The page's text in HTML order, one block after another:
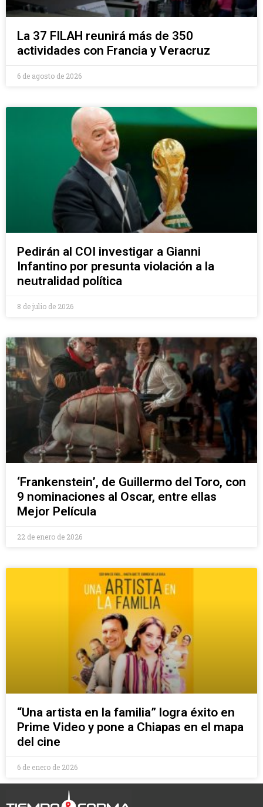
La 37 FILAH reunirá más de 350
actividades con Francia y Veracruz
6 de agosto de 2026
Pedirán al COI investigar a Gianni
Infantino por presunta violación a la
neutralidad política
8 de julio de 2026
‘Frankenstein’, de Guillermo del Toro, con
9 nominaciones al Oscar, entre ellas
Mejor Película
22 de enero de 2026
“Una artista en la familia” logra éxito en
Prime Video y pone a Chiapas en el mapa
del cine
6 de enero de 2026